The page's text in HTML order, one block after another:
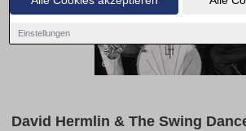
Einstellungen
David Hermlin & The Swing